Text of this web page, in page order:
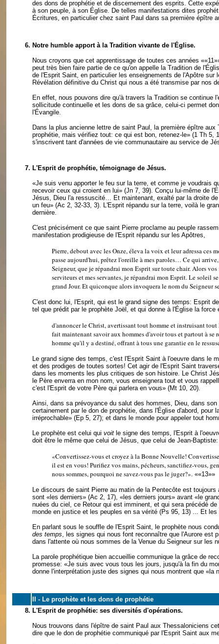
des dons de prophétie et de discernement des esprits. Cette
à son peuple, à son Église. De telles manifestations dites
Écritures, en particulier chez saint Paul dans sa première épître
6. Notre humble apport à la Tradition vivante de l'Église.
Nous croyons que cet apprentissage de toutes ces années
peut très bien faire partie de ce qu'on appelle la Tradition de
de l'Esprit Saint, en particulier les enseignements de l'Apôtre
Révélation définitive du Christ qui nous a été transmise par nos
En effet, nous pouvons dire qu'à travers la Tradition se continue
sollicitude continuelle et les dons de sa grâce, celui-ci permet
l'Évangile.
Dans la plus ancienne lettre de saint Paul, la première épître
prophétie, mais vérifiez tout: ce qui est bon, retenez-le» (1 Th 5,
s'inscrivent tant d'années de vie communautaire au service de
7. L'Esprit de prophétie, témoignage de Jésus.
«Je suis venu apporter le feu sur la terre, et comme je voudrais
recevoir ceux qui croient en lui» (Jn 7, 39). Conçu lui-même de
Jésus, Dieu l'a ressuscité… Et maintenant, exalté par la droite
un feu» (Ac 2, 32-33, 3). L'Esprit répandu sur la terre, voilà le
dernière.
C'est précisément ce que saint Pierre proclame au peuple
manifestation prodigieuse de l'Esprit répandu sur les Apôtres,
Pierre, debout avec les Onze, éleva la voix et leur adressa ces
passe aujourd'hui, prêtez l'oreille à mes paroles… Ce qui
Seigneur, que je répandrai mon Esprit sur toute chair. Alors
serviteurs et mes servantes, je répandrai mon Esprit. Le soleil
grand Jour. Et quiconque alors invoquera le nom du Seigneur
C'est donc lui, l'Esprit, qui est le grand signe des temps: Esprit
tel que prédit par le prophète Joël, et qui donne à l'Église la force
d'annoncer le Christ, avertissant tout homme et instruisant
fait maintenant savoir aux hommes d'avoir tous et partout à
homme qu'il y a destiné, offrant à tous une garantie en le
Le grand signe des temps, c'est l'Esprit Saint à l'oeuvre dans le
et des prodiges de toutes sortes! Cet agir de l'Esprit Saint
dans les moments les plus critiques de son histoire. Le Christ
le Père enverra en mon nom, vous enseignera tout et vous
c'est l'Esprit de votre Père qui parlera en vous» (Mt 10, 20).
Ainsi, dans sa prévoyance du salut des hommes, Dieu, dans
certainement par le don de prophétie, dans l'Église d'abord,
irréprochable» (Ep 5, 27); et dans le monde pour appeler tout
Le prophète est celui qui voit le signe des temps, l'Esprit à
doit être le même que celui de Jésus, que celui de Jean-Baptiste:
«Convertissez-vous et croyez à la Bonne Nouvelle!
il est en vous! Purifiez vos mains, pécheurs, sanctifiez-vous,
nous sommes, pourquoi ne savez-vous pas le juger?». ««13»»
Le discours de saint Pierre au matin de la Pentecôte est
sont «les derniers» (Ac 2, 17), «les derniers jours» avant «le
nuées du ciel, ce Retour qui est imminent, et qui sera précédé
monde en justice et les peuples en sa vérité (Ps 95, 13) ... Et
En parlant sous le souffle de l'Esprit Saint, le prophète nous
des temps, les signes qui nous font reconnaître que l'Aurore est
dans l'attente où nous sommes de la Venue du Seigneur sur les
La parole prophétique bien accueillie communique la grâce de
promesse: «Je suis avec vous tous les jours, jusqu'à la fin du
donne l'interprétation juste des signes qui nous montrent que
II - Le prophète et les dons de prophétie
8. L'Esprit de prophétie: ses diversités d'opérations.
Nous trouvons dans l'épître de saint Paul aux Thessaloniciens
dire que le don de prophétie communiqué par l'Esprit Saint aux